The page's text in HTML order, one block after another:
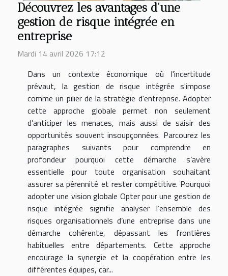
Découvrez les avantages d'une
gestion de risque intégrée en
entreprise
Mardi 14 avril 2026 17:12
Dans un contexte économique où l'incertitude
prévaut, la gestion de risque intégrée s'impose
comme un pilier de la stratégie d'entreprise. Adopter
cette approche globale permet non seulement
d’anticiper les menaces, mais aussi de saisir des
opportunités souvent insoupçonnées. Parcourez les
paragraphes suivants pour comprendre en
profondeur pourquoi cette démarche s’avère
essentielle pour toute organisation souhaitant
assurer sa pérennité et rester compétitive. Pourquoi
adopter une vision globale Opter pour une gestion de
risque intégrée signifie analyser l’ensemble des
risques organisationnels d’une entreprise dans une
démarche cohérente, dépassant les frontières
habituelles entre départements. Cette approche
encourage la synergie et la coopération entre les
différentes équipes, car...